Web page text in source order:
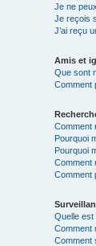
Je ne
Je reçois
J’ai reçu
Amis et
Que sont
Comment
Comment
Pourquoi
Pourquoi
Comment
Comment
Quelle
Comment
Comment